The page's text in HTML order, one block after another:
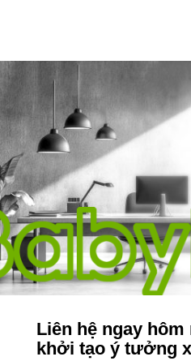
Liên hệ ngay hôm
khởi tạo ý tưởng